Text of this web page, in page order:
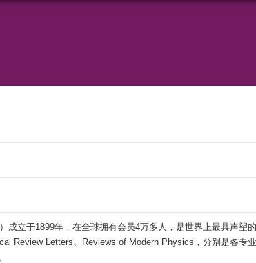
立于1899年，在全球拥有会员4万多人，是世界上最具声望
Review Letters、Reviews of Modern Physics，分别是各专